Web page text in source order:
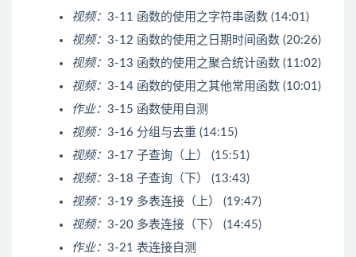
视频： 3-11 函数的使用之字符串函数 (14:01)
视频： 3-12 函数的使用之日期时间函数 (20:26)
视频： 3-13 函数的使用之聚合统计函数 (11:02)
视频： 3-14 函数的使用之其他常用函数 (10:01)
作业： 3-15 函数使用自测
视频： 3-16 分组与去重 (14:15)
视频： 3-17 子查询（上） (15:51)
视频： 3-18 子查询（下） (13:43)
视频： 3-19 多表连接（上） (19:47)
视频： 3-20 多表连接（下） (14:45)
作业： 3-21 表连接自测